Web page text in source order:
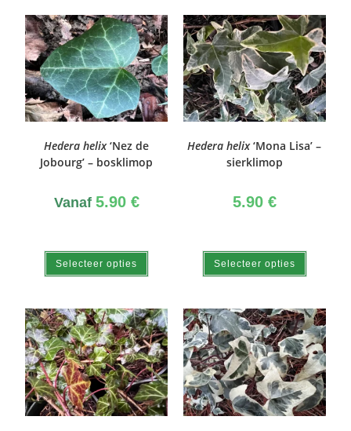
Hedera helix‘Nez de
Jobourg’ – bosklimop
Vanaf 5.90 €
Selecteer opties
Hedera helix‘Mona Lisa’ –
sierklimop
5.90 €
Selecteer opties